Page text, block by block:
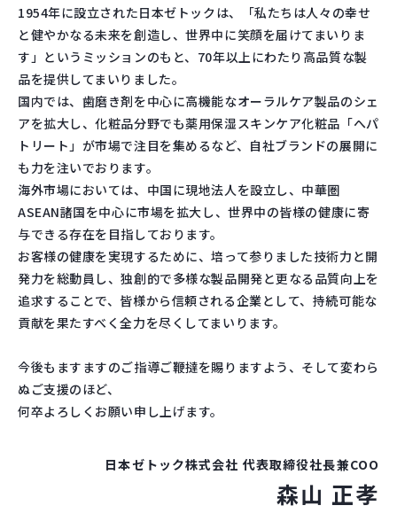
1954年に設立された日本ゼトックは、「私たちは人々の幸せ
と健やかなる未来を創造し、世界中に笑顔を届けてまいりま
す」というミッションのもと、70年以上にわたり高品質な製
品を提供してまいりました。
国内では、歯磨き剤を中心に高機能なオーラルケア製品のシェ
アを拡大し、化粧品分野でも薬用保湿スキンケア化粧品「へパ
トリート」が市場で注目を集めるなど、自社ブランドの展開に
も力を注いでおります。
海外市場においては、中国に現地法人を設立し、中華圏
ASEAN諸国を中心に市場を拡大し、世界中の皆様の健康に寄
与できる存在を目指しております。
お客様の健康を実現するために、培って参りました技術力と開
発力を総動員し、独創的で多様な製品開発と更なる品質向上を
追求することで、皆様から信頼される企業として、持続可能な
貢献を果たすべく全力を尽くしてまいります。
今後もますますのご指導ご鞭撻を賜りますよう、そして変わら
ぬご支援のほど、
何卒よろしくお願い申し上げます。
日本ゼトック株式会社 代表取締役社長兼COO
森山 正孝